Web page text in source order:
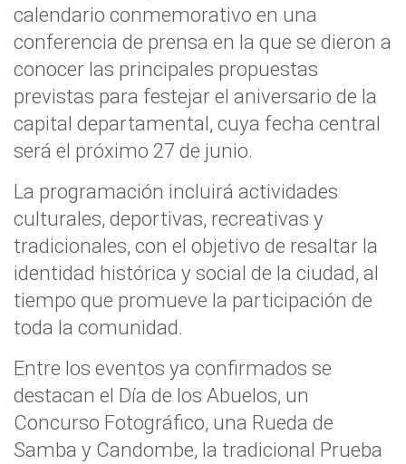
calendario conmemorativo en una
conferencia de prensa en la que se dieron a
conocer las principales propuestas
previstas para festejar el aniversario de la
capital departamental, cuya fecha central
será el próximo 27 de junio.
La programación incluirá actividades
culturales, deportivas, recreativas y
tradicionales, con el objetivo de resaltar la
identidad histórica y social de la ciudad, al
tiempo que promueve la participación de
toda la comunidad.
Entre los eventos ya confirmados se
destacan el Día de los Abuelos, un
Concurso Fotográfico, una Rueda de
Samba y Candombe, la tradicional Prueba